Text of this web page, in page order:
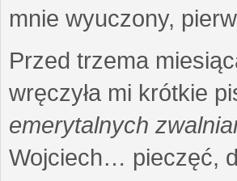
mnie wyuczony,
Przed trzema
wręczyła mi krótkie
emerytalnych
Wojciech… pieczęć,